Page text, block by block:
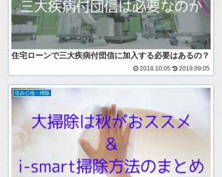
住宅ローンで三大疾病付団信に加入する必要はあるの？
2018.10.05 2019.09.05
住み心地・掃除